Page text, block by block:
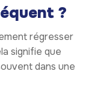
?
régresser
signifie que
dans une